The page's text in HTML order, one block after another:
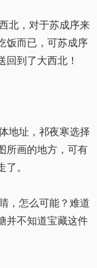
北，对于苏成序来
饭而已，可苏成序
回到了大西北！
地址，祁夜寒选择
所画的地方，可有
。
，怎么可能？难道
并不知道宝藏这件